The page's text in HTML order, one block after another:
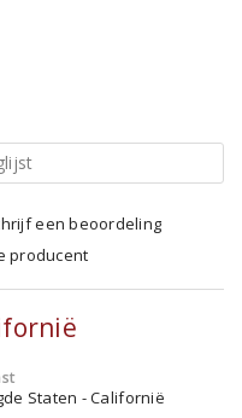
een beoordeling
producent
Staten - Californië